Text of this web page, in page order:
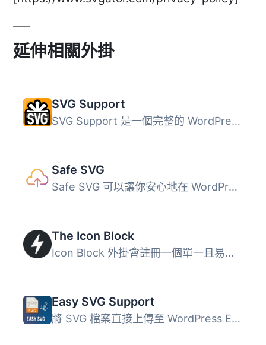
延伸相關外掛
SVG Support
SVG Support 是一個完整的 WordPress SVG 解決方案，提供安全...
Safe SVG
Safe SVG 可以讓你安心地在 WordPress 中上傳 SVG 檔案！ 它...
The Icon Block
Icon Block 外掛會註冊一個單一且易於使用的區塊，讓您可以在...
Easy SVG Support
將 SVG 檔案直接上傳至 WordPress EASY SVG Support 是一個外...